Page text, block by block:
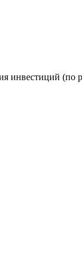
инвестиций (по